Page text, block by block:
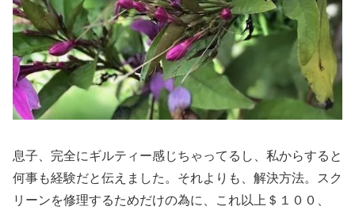
息子、完全にギルティー感じちゃってるし、私からすると
何事も経験だと伝えました。それよりも、解決方法。スク
リーンを修理するためだけの為に、これ以上＄１００、